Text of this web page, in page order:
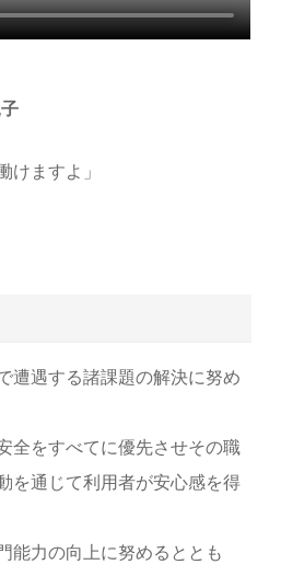
けますよ」
遭遇する諸課題の解決に努め
全をすべてに優先させその職
を通じて利用者が安心感を得
能力の向上に努めるととも